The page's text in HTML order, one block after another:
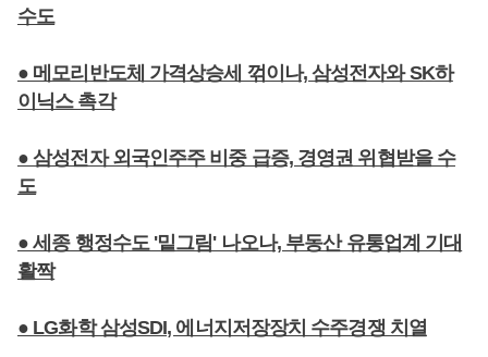
수도
● 메모리반도체 가격상승세 꺾이나, 삼성전자와 SK하
이닉스 촉각
● 삼성전자 외국인주주 비중 급증, 경영권 위협받을 수
도
● 세종 행정수도 '밑그림' 나오나, 부동산 유통업계 기대
활짝
● LG화학 삼성SDI, 에너지저장장치 수주경쟁 치열